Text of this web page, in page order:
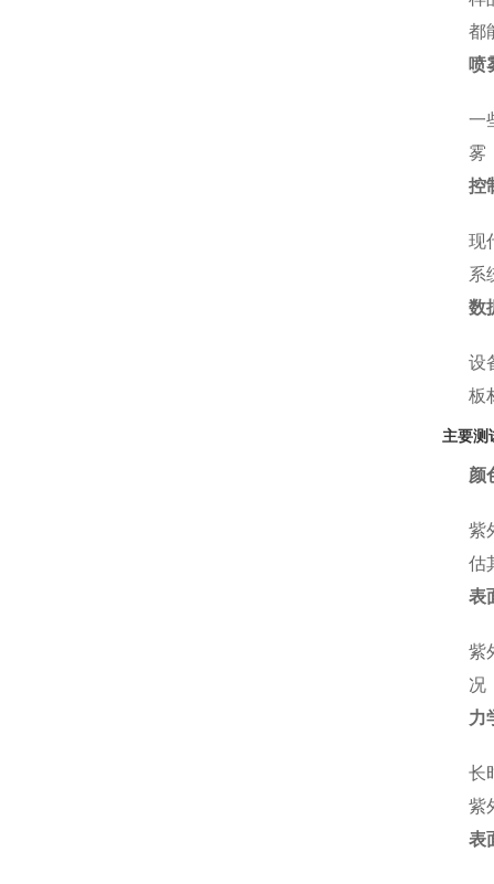
都
喷
一
雾
控
现
系
数
设
板
主要测
颜
紫
估
表
紫
况
力
长
紫
表